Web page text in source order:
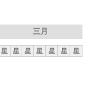
三月
星 星 星 星 星 星 星